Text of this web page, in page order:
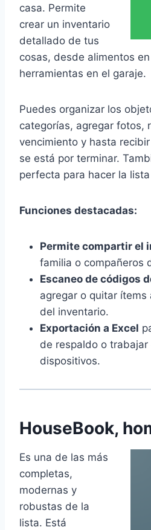
casa. Permite
crear un inventario
detallado de tus
cosas, desde alimentos
herramientas en el garaje.
Puedes organizar los
categorías, agregar fotos,
vencimiento y hasta
se está por terminar.
perfecta para hacer la
Funciones destacadas:
Permite compartir el
familia o compañeros
Escaneo de códigos
agregar o quitar
del inventario.
Exportación a Excel
de respaldo o trabajar
dispositivos.
HouseBook,
Es una de las más
completas,
modernas y
robustas de la
lista. Está